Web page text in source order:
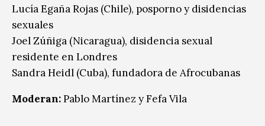
Lucía Egaña Rojas (Chile), posporno y disidencias
sexuales
Joel Zúñiga (Nicaragua), disidencia sexual
residente en Londres
Sandra Heidl (Cuba), fundadora de Afrocubanas
Moderan:Pablo Martínez y Fefa Vila